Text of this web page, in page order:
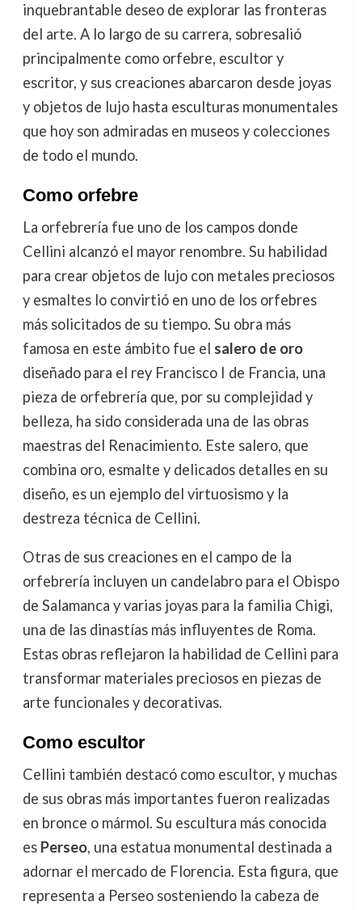
inquebrantable deseo de explorar las fronteras
del arte. A lo largo de su carrera, sobresalió
principalmente como orfebre, escultor y
escritor, y sus creaciones abarcaron desde joyas
y objetos de lujo hasta esculturas monumentales
que hoy son admiradas en museos y colecciones
de todo el mundo.
Como orfebre
La orfebrería fue uno de los campos donde
Cellini alcanzó el mayor renombre. Su habilidad
para crear objetos de lujo con metales preciosos
y esmaltes lo convirtió en uno de los orfebres
más solicitados de su tiempo. Su obra más
famosa en este ámbito fue el salero de oro
diseñado para el rey Francisco I de Francia, una
pieza de orfebrería que, por su complejidad y
belleza, ha sido considerada una de las obras
maestras del Renacimiento. Este salero, que
combina oro, esmalte y delicados detalles en su
diseño, es un ejemplo del virtuosismo y la
destreza técnica de Cellini.
Otras de sus creaciones en el campo de la
orfebrería incluyen un candelabro para el Obispo
de Salamanca y varias joyas para la familia Chigi,
una de las dinastías más influyentes de Roma.
Estas obras reflejaron la habilidad de Cellini para
transformar materiales preciosos en piezas de
arte funcionales y decorativas.
Como escultor
Cellini también destacó como escultor, y muchas
de sus obras más importantes fueron realizadas
en bronce o mármol. Su escultura más conocida
es Perseo, una estatua monumental destinada a
adornar el mercado de Florencia. Esta figura, que
representa a Perseo sosteniendo la cabeza de